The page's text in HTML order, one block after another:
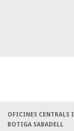
OFICINES CENTRALS I
BOTIGA SABADELL